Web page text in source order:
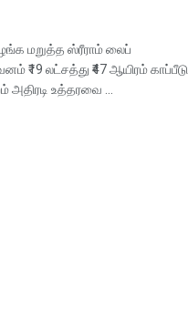
மறுத்த ஸ்ரீராம் லைப்
₹19 லட்சத்து ₹47 ஆயிரம் காப்பீடு
உத்தரவை ...